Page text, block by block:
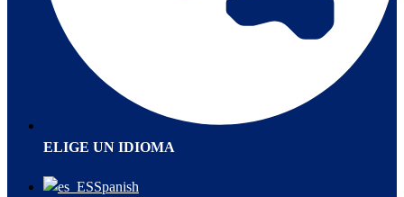
ELIGE UN IDIOMA
Spanish